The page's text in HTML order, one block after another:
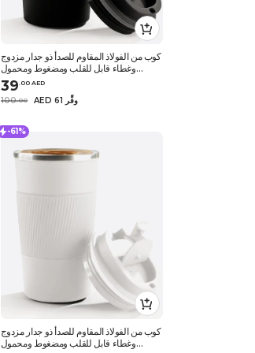
كوب من الفولاذ المقاوم للصدأ ذو جدار مزدوج
وغطاء قابل للقلب ومضغوط ومحمول
ضروري في المشروبات الروتينية اليومية
يظل باردًا أو ساخنًا ومريحًا في السفر غ
39.00 AED
100.00 AED 61 وفِّر
-61%
كوب من الفولاذ المقاوم للصدأ ذو جدار مزدوج
وغطاء قابل للقلب ومضغوط ومحمول